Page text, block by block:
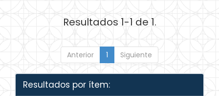
Resultados 1-1 de 1.
Anterior 1 Siguiente
Resultados por ítem: